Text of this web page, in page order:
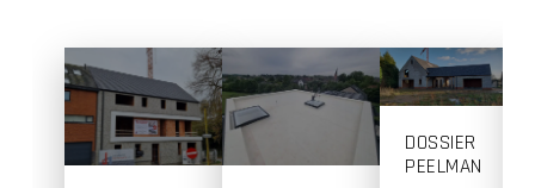
DOSSIER
PEELMAN